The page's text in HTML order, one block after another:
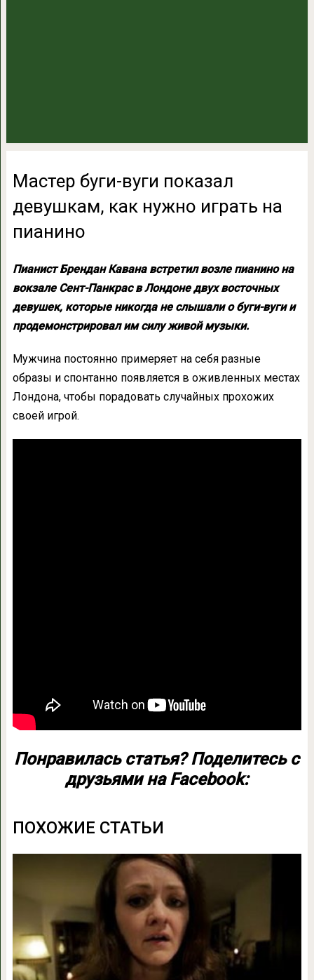
Мастер буги-вуги показал
девушкам, как нужно играть на
пианино
Пианист Брендан Кавана встретил возле пианино на
вокзале Сент-Панкрас в Лондоне двух восточных
девушек, которые никогда не слышали о буги-вуги и
продемонстрировал им силу живой музыки.
Мужчина постоянно примеряет на себя разные
образы и спонтанно появляется в оживленных местах
Лондона, чтобы порадовать случайных прохожих
своей игрой.
Понравилась статья? Поделитесь с
друзьями на Facebook:
ПОХОЖИЕ СТАТЬИ